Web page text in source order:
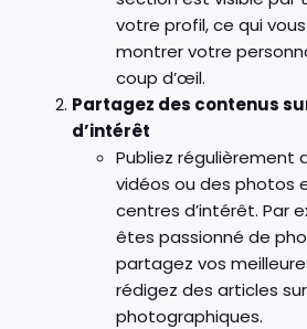
votre profil, ce qui
montrer votre
coup d’œil.
Partagez des contenus
d’intérêt
Publiez régulièrement
vidéos ou des photos
centres d’intérêt. Par
êtes passionné de
partagez vos
rédigez des articles
photographiques.